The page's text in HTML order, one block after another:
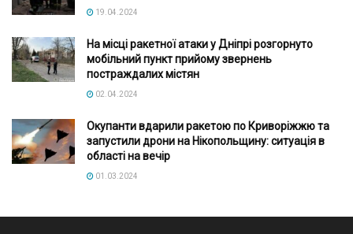
19.04.2024
На місці ракетної атаки у Дніпрі розгорнуто
мобільний пункт прийому звернень
постраждалих містян
02.04.2024
Окупанти вдарили ракетою по Криворіжжю та
запустили дрони на Нікопольщину: ситуація в
області на вечір
01.03.2024